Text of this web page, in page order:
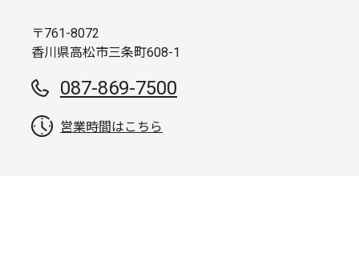
〒761-8072
香川県高松市三条町608-1
087-869-7500
営業時間はこちら